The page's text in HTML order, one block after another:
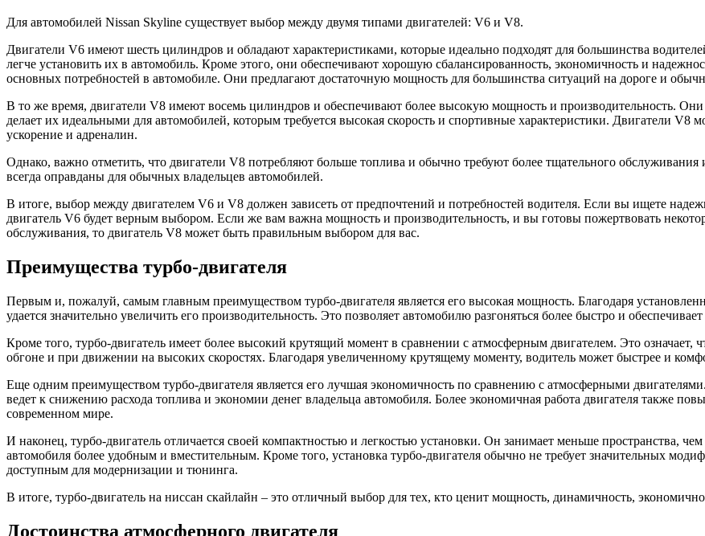
Для автомобилей Nissan Skyline существует выбор между двумя типами двигателей: V6 и V8.
Двигатели V6 имеют шесть цилиндров и обладают характеристиками, которые идеально подходят для большинства
легче установить их в автомобиль. Кроме этого, они обеспечивают хорошую сбалансированность, экономичность и
основных потребностей в автомобиле. Они предлагают достаточную мощность для большинства ситуаций на дороге и
В то же время, двигатели V8 имеют восемь цилиндров и обеспечивают более высокую мощность и производительность.
делает их идеальными для автомобилей, которым требуется высокая скорость и спортивные характеристики. Двигатели V8
ускорение и адреналин.
Однако, важно отметить, что двигатели V8 потребляют больше топлива и обычно требуют более тщательного
всегда оправданы для обычных владельцев автомобилей.
В итоге, выбор между двигателем V6 и V8 должен зависеть от предпочтений и потребностей водителя. Если вы ищете
двигатель V6 будет верным выбором. Если же вам важна мощность и производительность, и вы готовы пожертвовать
обслуживания, то двигатель V8 может быть правильным выбором для вас.
Преимущества турбо-двигателя
Первым и, пожалуй, самым главным преимуществом турбо-двигателя является его высокая мощность. Благодаря
удается значительно увеличить его производительность. Это позволяет автомобилю разгоняться более быстро и
Кроме того, турбо-двигатель имеет более высокий крутящий момент в сравнении с атмосферным двигателем. Это означает,
обгоне и при движении на высоких скоростях. Благодаря увеличенному крутящему моменту, водитель может быстрее и
Еще одним преимуществом турбо-двигателя является его лучшая экономичность по сравнению с атмосферными
ведет к снижению расхода топлива и экономии денег владельца автомобиля. Более экономичная работа двигателя также
современном мире.
И наконец, турбо-двигатель отличается своей компактностью и легкостью установки. Он занимает меньше пространства,
автомобиля более удобным и вместительным. Кроме того, установка турбо-двигателя обычно не требует значительных
доступным для модернизации и тюнинга.
В итоге, турбо-двигатель на ниссан скайлайн – это отличный выбор для тех, кто ценит мощность, динамичность,
Достоинства атмосферного двигателя